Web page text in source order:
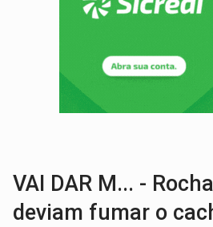
INFRAESTRUTURA:
Coreografia de
ELEIÇÕES 2026:Sgt. Mouza
JUDICIÁRIO: Sinjur
VAI DAR M... -
deviam fumar o